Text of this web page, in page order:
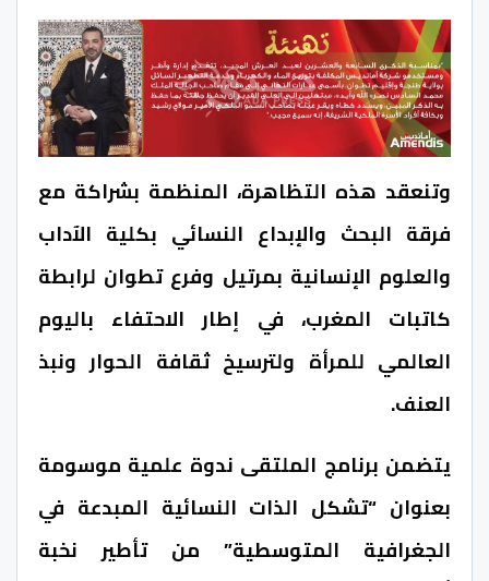
وتنعقد هذه التظاهرة، المنظمة بشراكة مع
فرقة البحث والإبداع النسائي بكلية الآداب
والعلوم الإنسانية بمرتيل وفرع تطوان لرابطة
كاتبات المغرب، في إطار الاحتفاء باليوم
العالمي للمرأة ولترسيخ ثقافة الحوار ونبذ
العنف.
يتضمن برنامج الملتقى ندوة علمية موسومة
بعنوان “تشكل الذات النسائية المبدعة في
الجغرافية المتوسطية” من تأطير نخبة